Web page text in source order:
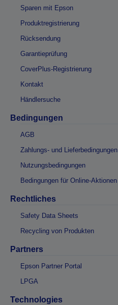
Sparen mit Epson
Produktregistrierung
Rücksendung
Garantieprüfung
CoverPlus-Registrierung
Kontakt
Händlersuche
Bedingungen
AGB
Zahlungs- und Lieferbedingungen
Nutzungsbedingungen
Bedingungen für Online-Aktionen
Rechtliches
Safety Data Sheets
Recycling von Produkten
Partners
Epson Partner Portal
LPGA
Technologies